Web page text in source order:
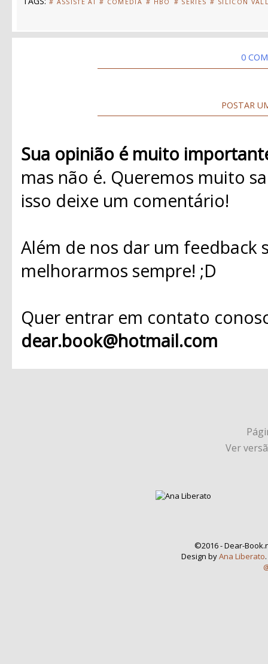
0
POSTAR
Sua opinião é muito
mas não é. Queremos muito
isso deixe um comentário!
Além de nos dar um
melhorarmos sempre! ;D
Quer entrar em contato
dear.book@hotmail.com
Ver
©2016 - Dear-
Design byAna Liberato